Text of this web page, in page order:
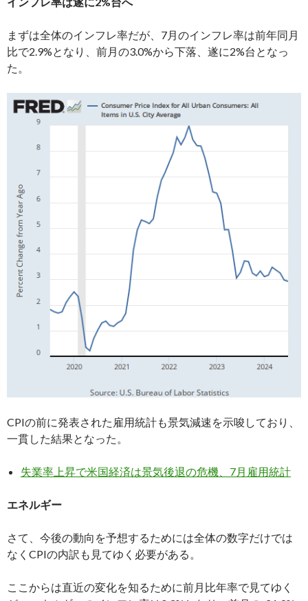
まずは全体のインフレ率だが、7月のインフレ率は前年同月
比で2.9%となり、前月の3.0%から下落、遂に2%台となっ
た。
CPIの前に発表された雇用統計も景気減速を示唆しており、
一貫した結果となった。
失業率上昇で米国経済は景気後退の危機、7月雇用統計
エネルギー
さて、今後の動向を予想するためには全体の数字だけでは
なくCPIの内訳も見てゆく必要がある。
ここからは直近の変化を知るために前月比年率で見てゆく